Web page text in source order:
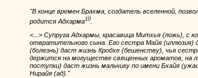
"В конце времен Брахма, создатель вселенной,
родится Адхарма10
<...> Супруга Адхармы, красавица Митхья (ложь), с
отвратительного сына. Его сестра Майя (иллюзия)
(болезнь) даст жизнь Кродхе (бешенству), чья
держится на могуществе священных ароматов, на
поступки) даст жизнь мальчику по имени Бхайя
Нирайя (ад)."